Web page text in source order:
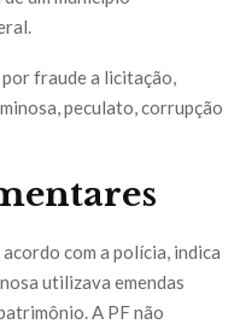
fraude a licitação,
peculato, corrupção
com a polícia, indica
utilizava emendas
A PF não